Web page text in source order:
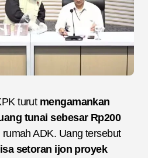
turut mengamankan
tunai sebesar Rp200
ADK. Uang tersebut
setoran ijon proyek